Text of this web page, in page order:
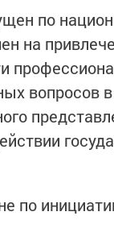
по
на
вопросов
по